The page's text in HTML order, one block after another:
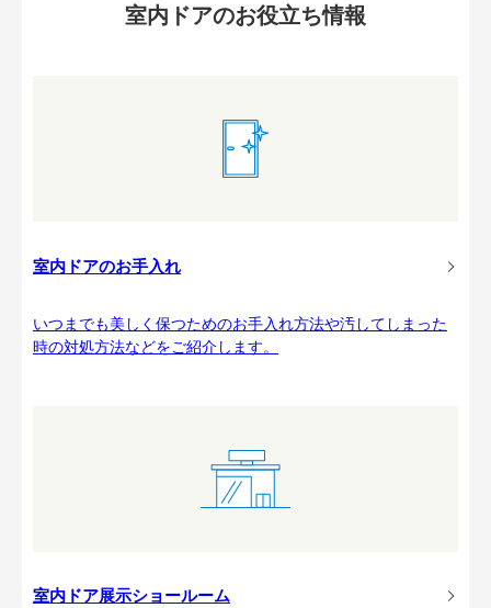
室内ドアのお役立ち情報
室内ドアのお手入れ
いつまでも美しく保つためのお手入れ方法や汚してしまった
時の対処方法などをご紹介します。
室内ドア展示ショールーム